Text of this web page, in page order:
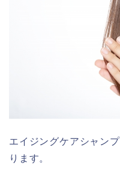
エイジングケアシャン
ります。